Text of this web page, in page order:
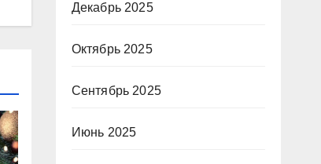
Декабрь 2025
Октябрь 2025
Сентябрь 2025
Июнь 2025